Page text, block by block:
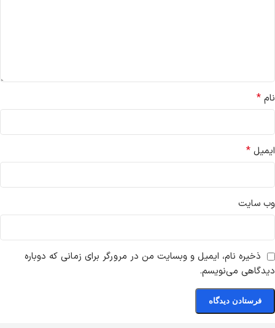
نام *
ایمیل *
وب‌ سایت
ذخیره نام، ایمیل و وبسایت من در مرورگر برای زمانی که دوباره
دیدگاهی می‌نویسم.